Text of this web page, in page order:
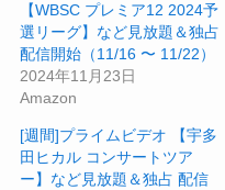
【WBSC プレミア12 2024予
選リーグ】など見放題＆独占
配信開始（11/16 〜 11/22）
2024年11月23日
Amazon
[週間]プライムビデオ 【宇多
田ヒカル コンサートツア
ー】など見放題＆独占 配信